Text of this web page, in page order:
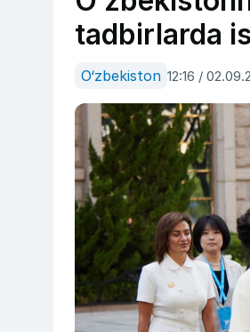
tadbirlarda
O‘zbekiston 12:16 /